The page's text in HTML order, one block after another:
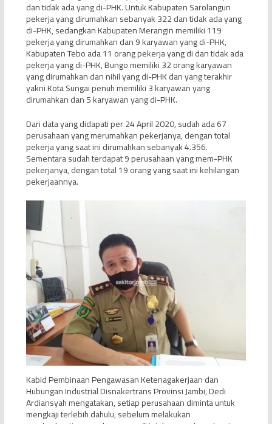
dan tidak ada yang di-PHK. Untuk Kabupaten Sarolangun
pekerja yang dirumahkan sebanyak 322 dan tidak ada yang
di-PHK, sedangkan Kabupaten Merangin memiliki 119
pekerja yang dirumahkan dan 9 karyawan yang di-PHK,
Kabupaten Tebo ada 11 orang pekerja yang di dan tidak ada
pekerja yang di-PHK, Bungo memiliki 32 orang karyawan
yang dirumahkan dan nihil yang di-PHK dan yang terakhir
yakni Kota Sungai penuh memiliki 3 karyawan yang
dirumahkan dan 5 karyawan yang di-PHK.
Dari data yang didapati per 24 April 2020, sudah ada 67
perusahaan yang merumahkan pekerjanya, dengan total
pekerja yang saat ini dirumahkan sebanyak 4.356.
Sementara sudah terdapat 9 perusahaan yang mem-PHK
pekerjanya, dengan total 19 orang yang saat ini kehilangan
pekerjaannya.
Kabid Pembinaan Pengawasan Ketenagakerjaan dan
Hubungan Industrial Disnakertrans Provinsi Jambi, Dedi
Ardiansyah mengatakan, setiap perusahaan diminta untuk
mengkaji terlebih dahulu, sebelum melakukan